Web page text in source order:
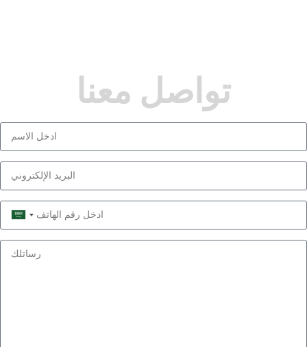
تواصل معنا
Saudi
Arabia
+966